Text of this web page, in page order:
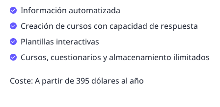
Información automatizada
Creación de cursos con capacidad de respuesta
Plantillas interactivas
Cursos, cuestionarios y almacenamiento ilimitados
Coste: A partir de 395 dólares al año